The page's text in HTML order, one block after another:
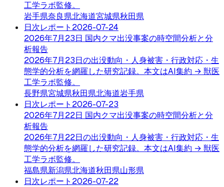
工学ラボ監修。
岩手県奈良県北海道宮城県秋田県
日次レポート 2026-07-24
2026年7月23日 国内クマ出没事案の時空間分析と分
析報告
2026年7月23日の出没動向・人身被害・行政対応・生
態学的分析を網羅した研究記録。本文はAI集約 → 獣医
工学ラボ監修。
長野県宮城県秋田県北海道岩手県
日次レポート 2026-07-23
2026年7月22日 国内クマ出没事案の時空間分析と分
析報告
2026年7月22日の出没動向・人身被害・行政対応・生
態学的分析を網羅した研究記録。本文はAI集約 → 獣医
工学ラボ監修。
福島県新潟県北海道秋田県山形県
日次レポート 2026-07-22